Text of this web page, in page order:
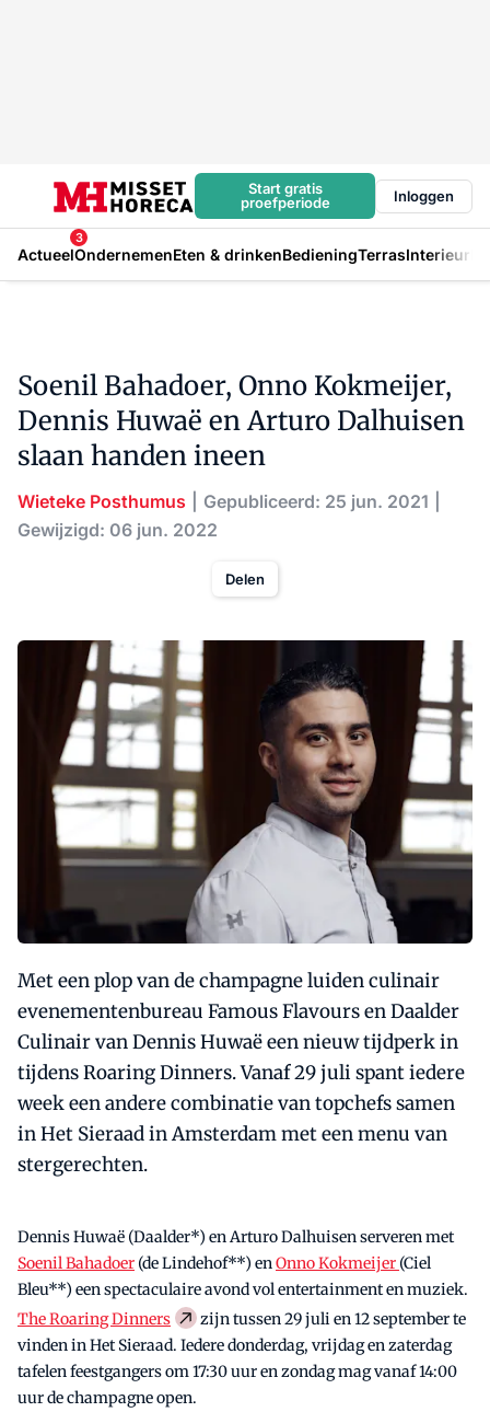
Start gratis
proefperiode
Inloggen
Actueel
3
OndernemenEten & drinkenBedieningTerrasInterieur
Soenil Bahadoer, Onno Kokmeijer,
Dennis Huwaë en Arturo Dalhuisen
slaan handen ineen
Wieteke Posthumus
Gepubliceerd: 25 jun. 2021
Gewijzigd: 06 jun. 2022
Delen
Met een plop van de champagne luiden culinair
evenementenbureau Famous Flavours en Daalder
Culinair van Dennis Huwaë een nieuw tijdperk in
tijdens Roaring Dinners. Vanaf 29 juli spant iedere
week een andere combinatie van topchefs samen
in Het Sieraad in Amsterdam met een menu van
stergerechten.
Dennis Huwaë (Daalder*) en Arturo Dalhuisen serveren met
Soenil Bahadoer (de Lindehof**) enOnno Kokmeijer (Ciel
Bleu**) een spectaculaire avond vol entertainment en muziek.
The Roaring Dinners
zijn tussen 29 juli en 12 september te
vinden in Het Sieraad. Iedere donderdag, vrijdag en zaterdag
tafelen feestgangers om 17:30 uur en zondag mag vanaf 14:00
uur de champagne open.